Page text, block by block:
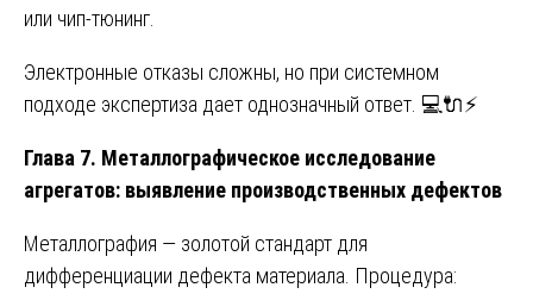
или чип-тюнинг.
Электронные отказы сложны, но при системном
подходе экспертиза дает однозначный ответ. 💻🔌⚡
Глава 7. Металлографическое исследование
агрегатов: выявление производственных дефектов
Металлография — золотой стандарт для
дифференциации дефекта материала. Процедура: